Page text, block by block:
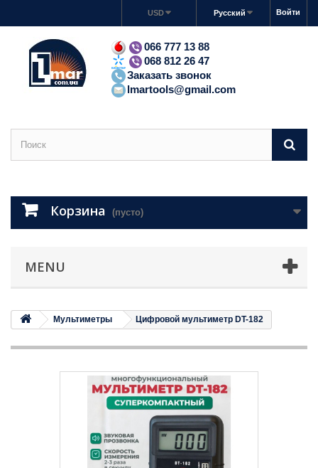
Войти
Русский
USD
066 777 13 88
068 812 26 47
Заказать звонок
lmartools@gmail.com
Корзина (пусто)
MENU
Мультиметры Цифровой мультиметр DT-182